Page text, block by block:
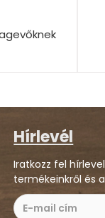
Hírlevél
Iratkozz fel
termékeinkről és